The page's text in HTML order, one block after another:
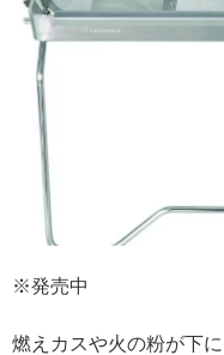
※発売中
燃えカスや火の粉が下